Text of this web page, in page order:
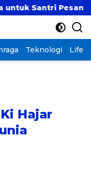
Pesantren Tahfidz
Teknologi
Hajar